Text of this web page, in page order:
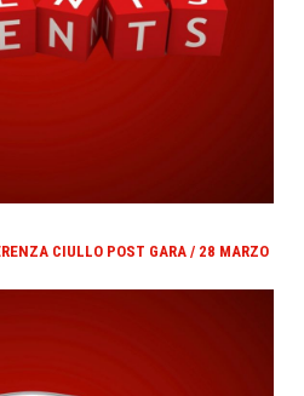
CIULLO POST GARA / 28 MARZO